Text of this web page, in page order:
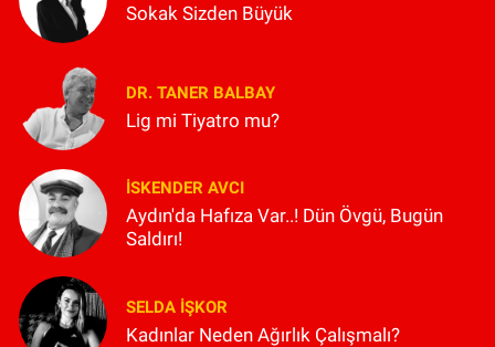
Sokak Sizden Büyük
DR. TANER BALBAY
Lig mi Tiyatro mu?
İSKENDER AVCI
Aydın'da Hafıza Var..! Dün Övgü, Bugün
Saldırı!
SELDA İŞKOR
Kadınlar Neden Ağırlık Çalışmalı?